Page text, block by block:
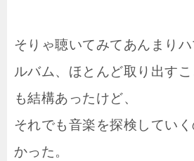
そりゃ聴いてみてあんまり
ルバム、ほとんど取り出す
も結構あったけど、
それでも音楽を探検してい
かった。